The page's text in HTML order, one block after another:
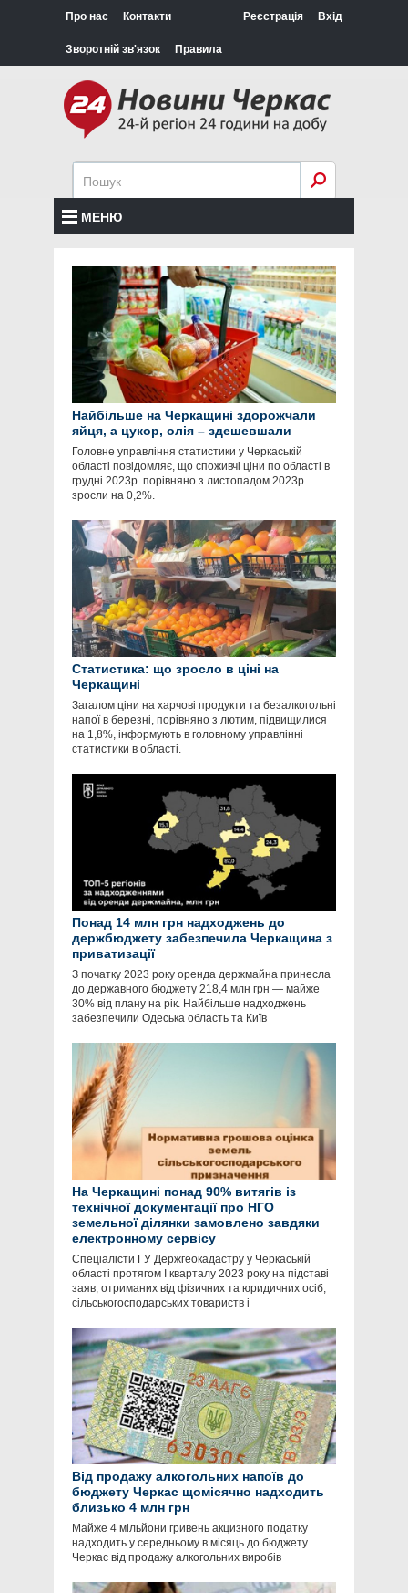
Про нас Контакти
Зворотній зв'язок Правила
Реєстрація Вхід
МЕНЮ
Найбільше на Черкащині здорожчали
яйця, а цукор, олія – здешевшали
Головне управління статистики у Черкаській
області повідомляє, що споживчі ціни по області в
грудні 2023р. порівняно з листопадом 2023р.
зросли на 0,2%.
Статистика: що зросло в ціні на
Черкащині
Загалом ціни на харчові продукти та безалкогольні
напої в березні, порівняно з лютим, підвищилися
на 1,8%, інформують в головному управлінні
статистики в області.
Понад 14 млн грн надходжень до
держбюджету забезпечила Черкащина з
приватизації
З початку 2023 року оренда держмайна принесла
до державного бюджету 218,4 млн грн — майже
30% від плану на рік. Найбільше надходжень
забезпечили Одеська область та Київ
На Черкащині понад 90% витягів із
технічної документації про НГО
земельної ділянки замовлено завдяки
електронному сервісу
Спеціалісти ГУ Держгеокадастру у Черкаській
області протягом І кварталу 2023 року на підставі
заяв, отриманих від фізичних та юридичних осіб,
сільськогосподарських товариств і
Від продажу алкогольних напоїв до
бюджету Черкас щомісячно надходить
близько 4 млн грн
Майже 4 мільйони гривень акцизного податку
надходить у середньому в місяць до бюджету
Черкас від продажу алкогольних виробів